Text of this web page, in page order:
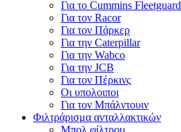
Για το Cummins Fleetguard
Για τον Racor
Για τον Πάρκερ
Για την Caterpillar
Για την Wabco
Για την JCB
Για τον Πέρκινς
Οι υπολοιποι
Για τον Μπάλντουιν
Φιλτράρισμα ανταλλακτικών
Μπολ φίλτρου